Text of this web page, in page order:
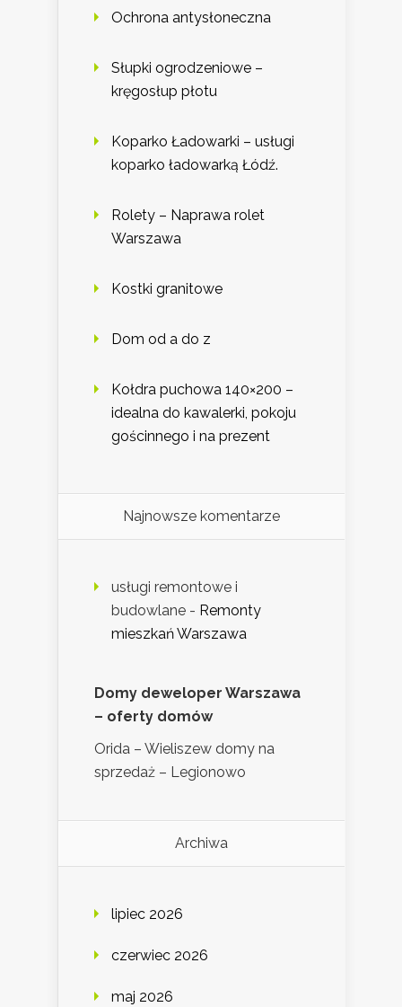
Ochrona antysłoneczna
Słupki ogrodzeniowe –
kręgosłup płotu
Koparko Ładowarki – usługi
koparko ładowarką Łódź.
Rolety – Naprawa rolet
Warszawa
Kostki granitowe
Dom od a do z
Kołdra puchowa 140×200 –
idealna do kawalerki, pokoju
gościnnego i na prezent
Najnowsze komentarze
usługi remontowe i
budowlane - Remonty
mieszkań Warszawa
Domy deweloper Warszawa
– oferty domów
Orida – Wieliszew domy na
sprzedaż – Legionowo
Archiwa
lipiec 2026
czerwiec 2026
maj 2026